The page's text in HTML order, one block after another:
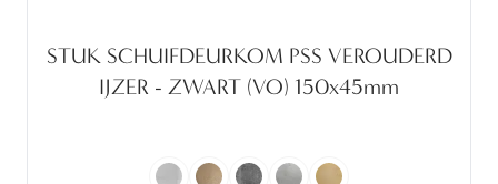
STUK SCHUIFDEURKOM PSS VEROUDERD
IJZER - ZWART (VO) 150x45mm